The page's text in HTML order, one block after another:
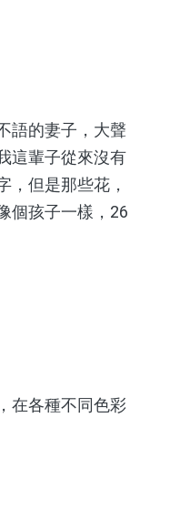
語的妻子，大聲
這輩子從來沒有
但是那些花，
個孩子一樣，26
在各種不同色彩